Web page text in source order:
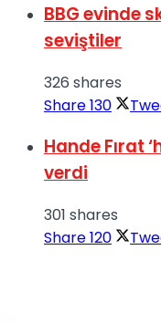
BBG evinde
seviştiler
326 shares
Share130
Hande Fırat
verdi
301 shares
Share120